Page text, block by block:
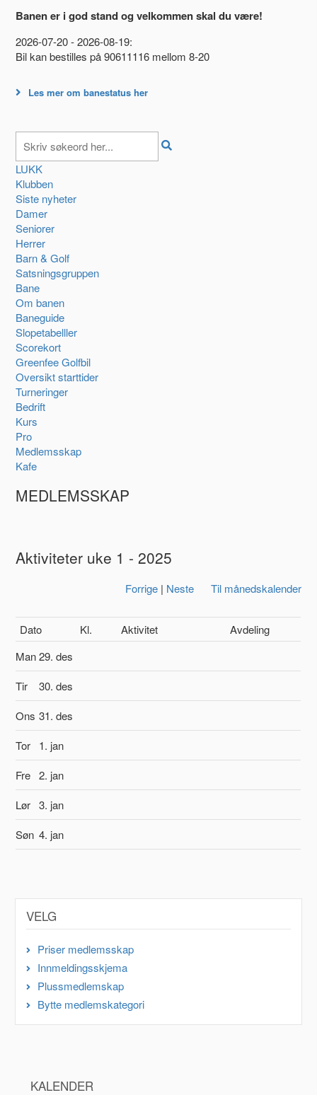
Banen er i god stand og velkommen skal du være!
2026-07-20 - 2026-08-19:
Bil kan bestilles på 90611116 mellom 8-20
Les mer om banestatus her
LUKK
Klubben
Siste nyheter
Damer
Seniorer
Herrer
Barn & Golf
Satsningsgruppen
Bane
Om banen
Baneguide
Slopetabelller
Scorekort
Greenfee Golfbil
Oversikt starttider
Turneringer
Bedrift
Kurs
Pro
Medlemsskap
Kafe
MEDLEMSSKAP
Aktiviteter uke 1 - 2025
Forrige| Neste Til månedskalender
Dato Kl. Aktivitet
Avdeling
Man29. des
Tir
30. des
Ons 31. des
Tor
1. jan
Fre 2. jan
Lør 3. jan
Søn 4. jan
VELG
Priser medlemsskap
Innmeldingsskjema
Plussmedlemskap
Bytte medlemskategori
KALENDER